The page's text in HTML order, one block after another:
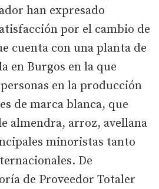
han expresado
por el cambio de
cuenta con una planta de
en Burgos en la que
en la producción
de marca blanca, que
almendra, arroz, avellana
minoristas tanto
De
de Proveedor Totaler